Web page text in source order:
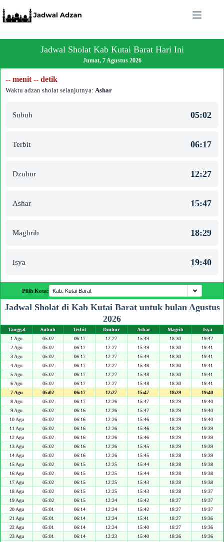
to
content
Jadwal Sholat Kab Kutai Barat Hari Ini
Jumat, 7 Agustus 2026
-- menit -- detik
Waktu adzan sholat selanjutnya: Ashar
Subuh 05:02
Terbit 06:17
Dzuhur 12:27
Ashar 15:47
Maghrib 18:29
Isya 19:40
Pilih Kota:
Jadwal Sholat di Kab Kutai Barat untuk bulan Agustus
2026
Tanggal Subuh Terbit Dzuhur Ashar Magrib
Isya
1 Agu
05:02 06:17 12:27 15:49 18:30
19:42
2 Agu
05:02 06:17 12:27 15:49 18:30
19:41
3 Agu
05:02 06:17 12:27 15:49 18:30
19:41
4 Agu
05:02 06:17 12:27 15:48 18:30
19:41
5 Agu
05:02 06:17 12:27 15:48 18:30
19:41
6 Agu
05:02 06:17 12:27 15:48 18:30
19:41
7 Agu
05:02 06:17 12:27 15:47 18:29
19:40
8 Agu
05:02 06:17 12:26 15:47 18:29
19:40
9 Agu
05:02 06:16 12:26 15:47 18:29
19:40
10 Agu
05:02 06:16 12:26 15:46 18:29
19:40
11 Agu
05:02 06:16 12:26 15:46 18:29
19:39
12 Agu
05:02 06:16 12:26 15:46 18:29
19:39
13 Agu
05:02 06:16 12:26 15:45 18:29
19:39
14 Agu
05:02 06:16 12:26 15:45 18:28
19:39
15 Agu
05:02 06:15 12:25 15:44 18:28
19:38
16 Agu
05:02 06:15 12:25 15:44 18:28
19:38
17 Agu
05:02 06:15 12:25 15:43 18:28
19:38
18 Agu
05:02 06:15 12:25 15:43 18:28
19:37
19 Agu
05:02 06:15 12:24 15:42 18:27
19:37
20 Agu
05:01 06:14 12:24 15:42 18:27
19:37
21 Agu
05:01 06:14 12:24 15:41 18:27
19:36
22 Agu
05:01 06:14 12:24 15:40 18:27
19:36
23 Agu
05:01 06:14 12:23 15:40 18:26
19:36